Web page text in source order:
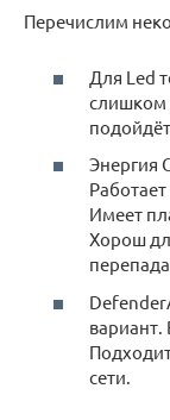
Перечислим
Для Led
слишком
Энергия
Имеет
Хорош
вариант.
сети.